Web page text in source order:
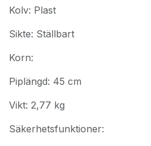
Kolv: Plast
Sikte: Ställbart
Korn:
Piplängd: 45 cm
Vikt: 2,77 kg
Säkerhetsfunktioner: